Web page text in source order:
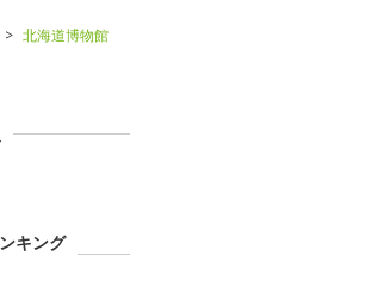
北海道博物館
キング